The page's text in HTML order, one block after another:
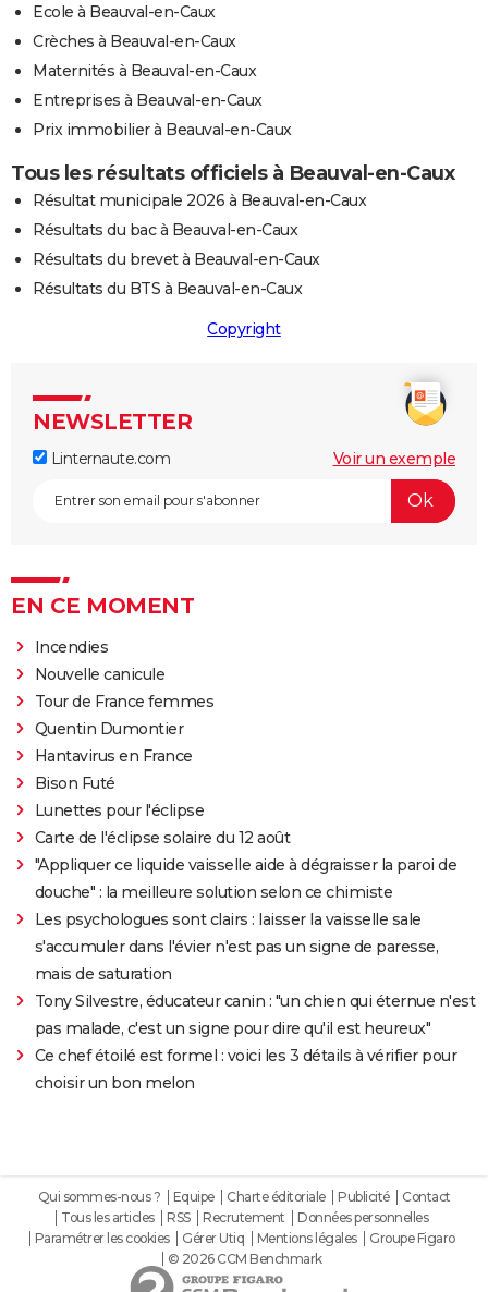
Ecole à Beauval-en-Caux
Crèches à Beauval-en-Caux
Maternités à Beauval-en-Caux
Entreprises à Beauval-en-Caux
Prix immobilier à Beauval-en-Caux
Tous les résultats officiels à Beauval-en-Caux
Résultat municipale 2026 à Beauval-en-Caux
Résultats du bac à Beauval-en-Caux
Résultats du brevet à Beauval-en-Caux
Résultats du BTS à Beauval-en-Caux
Copyright
NEWSLETTER
Linternaute.com Voir un exemple
EN CE MOMENT
Incendies
Nouvelle canicule
Tour de France femmes
Quentin Dumontier
Hantavirus en France
Bison Futé
Lunettes pour l'éclipse
Carte de l'éclipse solaire du 12 août
"Appliquer ce liquide vaisselle aide à dégraisser la paroi de
douche" : la meilleure solution selon ce chimiste
Les psychologues sont clairs : laisser la vaisselle sale
s'accumuler dans l'évier n'est pas un signe de paresse,
mais de saturation
Tony Silvestre, éducateur canin : "un chien qui éternue n'est
pas malade, c'est un signe pour dire qu'il est heureux"
Ce chef étoilé est formel : voici les 3 détails à vérifier pour
choisir un bon melon
Qui sommes-nous ? Equipe Charte éditoriale Publicité
Contact
Tous les articles
RSS Recrutement
Données personnelles
Paramétrer les cookies
Gérer Utiq Mentions légales
Groupe Figaro
© 2026 CCM Benchmark